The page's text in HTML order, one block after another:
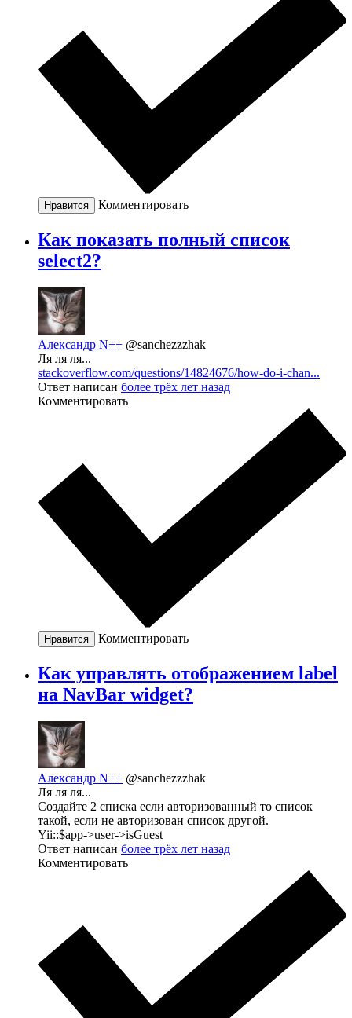
Нравится Комментировать
Как показать полный список
select2?
Александр N++ @sanchezzzhak
Ля ля ля...
stackoverflow.com/questions/14824676/how-do-i-chan...
Ответ написан более трёх лет назад
Комментировать
Нравится Комментировать
Как управлять отображением label
на NavBar widget?
Александр N++ @sanchezzzhak
Ля ля ля...
Создайте 2 списка если авторизованный то список
такой, если не авторизован список другой.
Yii::$app->user->isGuest
Ответ написан более трёх лет назад
Комментировать